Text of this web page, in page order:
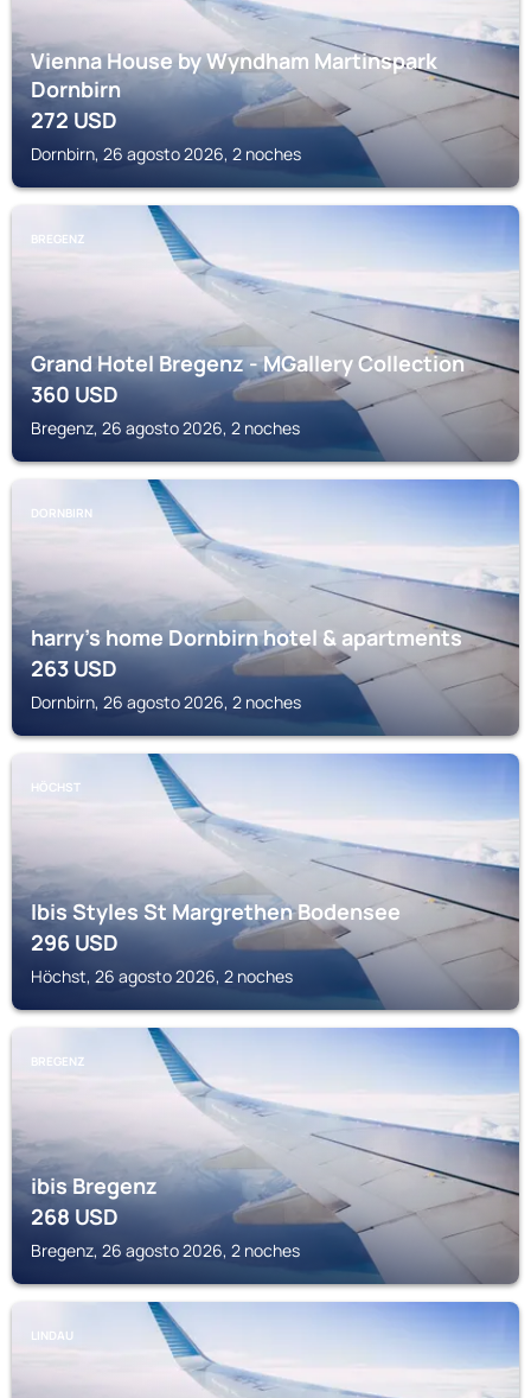
Vienna House by Wyndham Martinspark
Dornbirn
272USD
Dornbirn, 26 agosto 2026, 2 noches
BREGENZ
Grand Hotel Bregenz - MGallery Collection
360USD
Bregenz, 26 agosto 2026, 2 noches
DORNBIRN
harry’s home Dornbirn hotel & apartments
263USD
Dornbirn, 26 agosto 2026, 2 noches
HÖCHST
Ibis Styles St Margrethen Bodensee
296USD
Höchst, 26 agosto 2026, 2 noches
BREGENZ
ibis Bregenz
268USD
Bregenz, 26 agosto 2026, 2 noches
LINDAU